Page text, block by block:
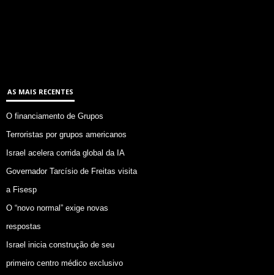
AS MAIS RECENTES
O financiamento de Grupos
Terroristas por grupos americanos
Israel acelera corrida global da IA
Governador Tarcísio de Freitas visita
a Fisesp
O “novo normal” exige novas
respostas
Israel inicia construção de seu
primeiro centro médico exclusivo